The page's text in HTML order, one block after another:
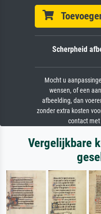
Scherpheid
Mocht u
wensen, of een
afbeelding, dan
zonder extra kosten
contact
Vergelijkbare